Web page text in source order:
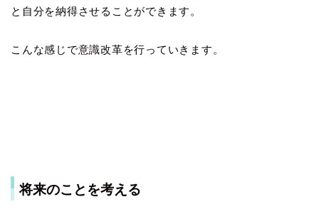
と自分を納得させることができます。
こんな感じで意識改革を行っていきます。
将来のことを考える